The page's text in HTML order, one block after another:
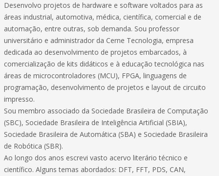
Desenvolvo projetos de hardware e software voltados para as
áreas industrial, automotiva, médica, científica, comercial e de
automação, entre outras, sob demanda. Sou professor
universitário e administrador da Cerne Tecnologia, empresa
dedicada ao desenvolvimento de projetos embarcados, à
comercialização de kits didáticos e à educação tecnológica nas
áreas de microcontroladores (MCU), FPGA, linguagens de
programação, desenvolvimento de projetos e layout de circuito
impresso.
Sou membro associado da Sociedade Brasileira de Computação
(SBC), Sociedade Brasileira de Inteligência Artificial (SBIA),
Sociedade Brasileira de Automática (SBA) e Sociedade Brasileira
de Robótica (SBR).
Ao longo dos anos escrevi vasto acervo literário técnico e
científico. Alguns temas abordados: DFT, FFT, PDS, CAN,